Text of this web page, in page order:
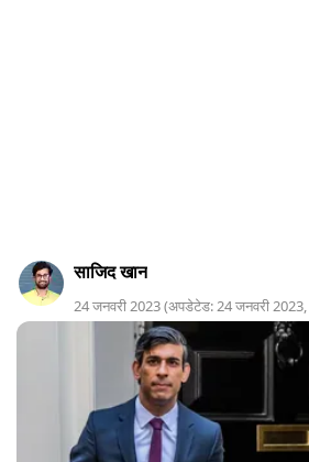
साजिद खान
24 जनवरी 2023(अपडेटेड:24 जनवरी 2023,